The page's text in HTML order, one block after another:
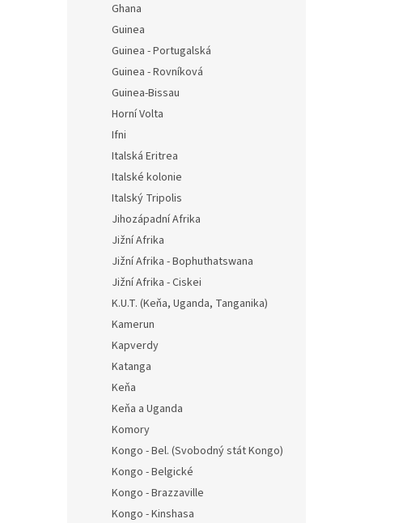
Ghana
Guinea
Guinea - Portugalská
Guinea - Rovníková
Guinea-Bissau
Horní Volta
Ifni
Italská Eritrea
Italské kolonie
Italský Tripolis
Jihozápadní Afrika
Jižní Afrika
Jižní Afrika - Bophuthatswana
Jižní Afrika - Ciskei
K.U.T. (Keňa, Uganda, Tanganika)
Kamerun
Kapverdy
Katanga
Keňa
Keňa a Uganda
Komory
Kongo - Bel. (Svobodný stát Kongo)
Kongo - Belgické
Kongo - Brazzaville
Kongo - Kinshasa